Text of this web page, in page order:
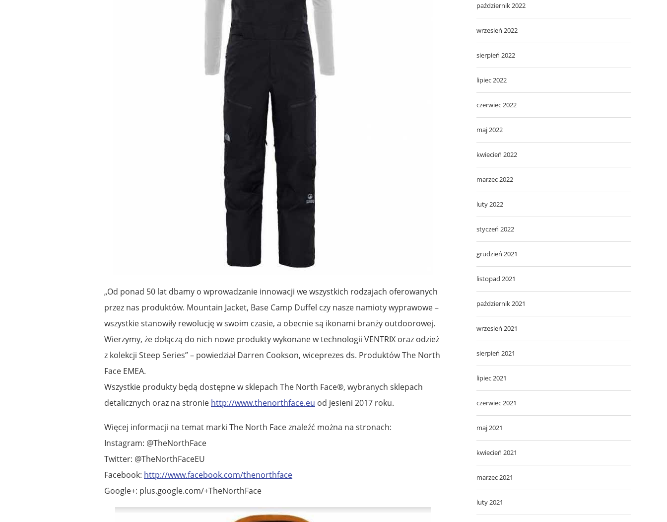
„Od ponad 50 lat dbamy o wprowadzanie innowacji we wszystkich rodzajach oferowanych
przez nas produktów. Mountain Jacket, Base Camp Duffel czy nasze namioty wyprawowe –
wszystkie stanowiły rewolucję w swoim czasie, a obecnie są ikonami branży outdoorowej.
Wierzymy, że dołączą do nich nowe produkty wykonane w technologii VENTRIX oraz odzież
z kolekcji Steep Series” – powiedział Darren Cookson, wiceprezes ds. Produktów The North
Face EMEA.
Wszystkie produkty będą dostępne w sklepach The North Face®, wybranych sklepach
detalicznych oraz na stronie http://www.thenorthface.eu od jesieni 2017 roku.
Więcej informacji na temat marki The North Face znaleźć można na stronach:
Instagram: @TheNorthFace
Twitter: @TheNorthFaceEU
Facebook: http://www.facebook.com/thenorthface
Google+: plus.google.com/+TheNorthFace
październik 2022
wrzesień 2022
sierpień 2022
lipiec 2022
czerwiec 2022
maj 2022
kwiecień 2022
marzec 2022
luty 2022
styczeń 2022
grudzień 2021
listopad 2021
październik 2021
wrzesień 2021
sierpień 2021
lipiec 2021
czerwiec 2021
maj 2021
kwiecień 2021
marzec 2021
luty 2021